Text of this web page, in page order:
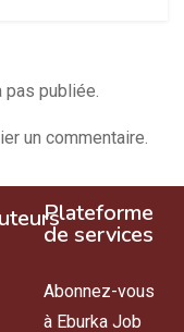
publiée.
un commentaire.
Plateforme
de services
Abonnez-vous
à Eburka Job